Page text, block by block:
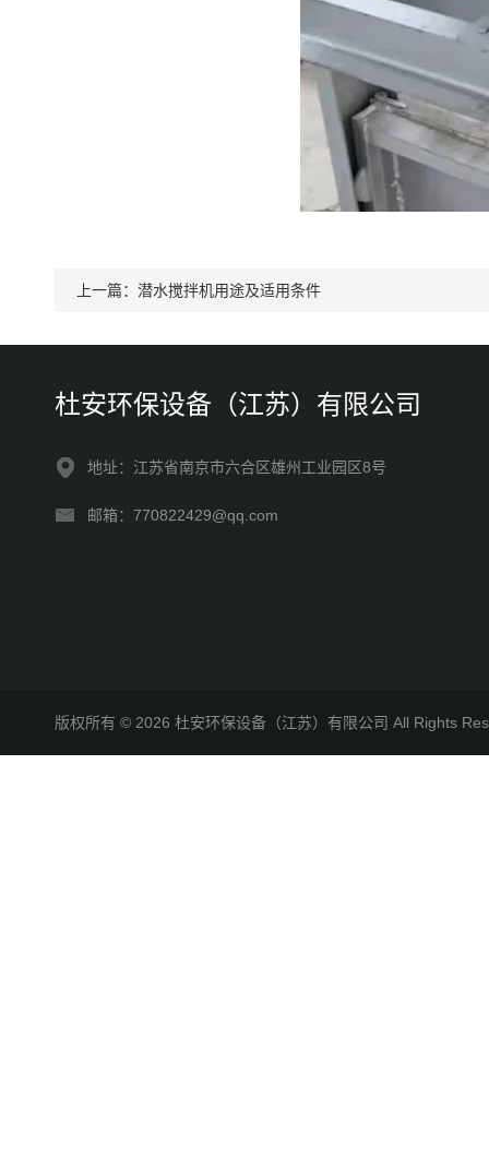
上一篇： 潜水搅拌机用途及适用条件
杜安环保设备（江苏）有限公司
地址：江苏省南京市六合区雄州工业园区8号
邮箱：770822429@qq.com
版权所有 © 2026 杜安环保设备（江苏）有限公司 All Rights